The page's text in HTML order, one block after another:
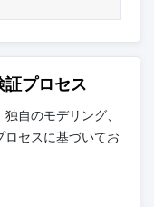
プロセス
自のモデリング、
セスに基づいてお